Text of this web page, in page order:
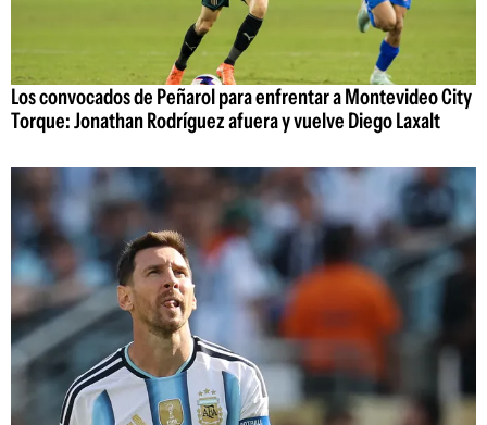
Los convocados de Peñarol para enfrentar a Montevideo City
Torque: Jonathan Rodríguez afuera y vuelve Diego Laxalt